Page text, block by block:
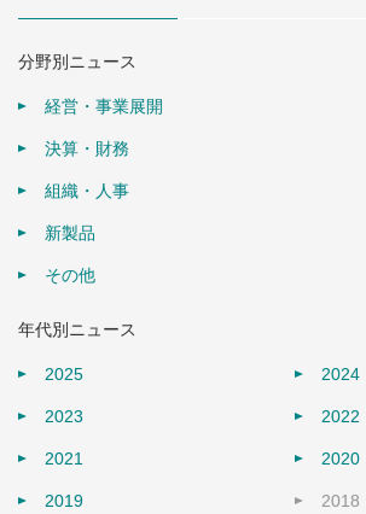
分野別ニュース
経営・事業展開
決算・財務
組織・人事
新製品
その他
年代別ニュース
2025 2024
2023 2022
2021 2020
2019 2018